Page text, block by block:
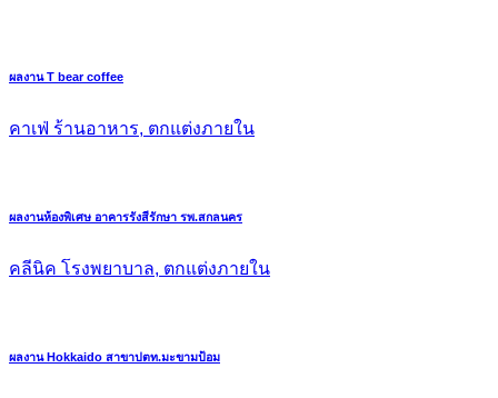
ผลงาน T bear coffee
คาเฟ่ ร้านอาหาร, ตกแต่งภายใน
ผลงานห้องพิเศษ อาคารรังสีรักษา รพ.สกลนคร
คลีนิค โรงพยาบาล, ตกแต่งภายใน
ผลงาน Hokkaido สาขาปตท.มะขามป้อม